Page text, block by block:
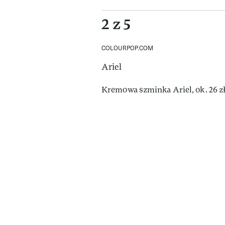
2 z 5
COLOURPOP.COM
Ariel
Kremowa szminka Ariel, ok. 26